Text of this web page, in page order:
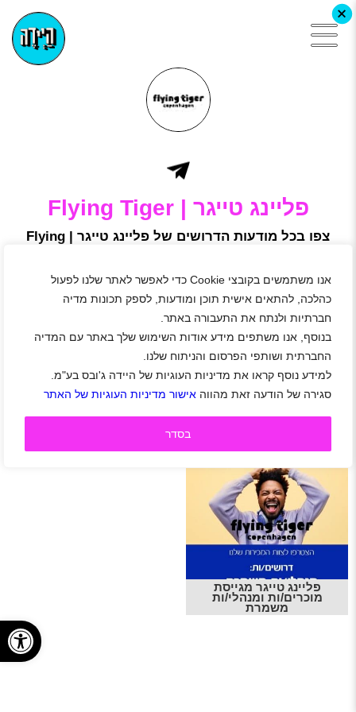
אנו משתמשים בקובצי Cookie כדי לאפשר לאתר שלנו לפעול
כהלכה, להתאים אישית תוכן ומודעות, לספק תכונות מדיה
חברתיות ולנתח את התעבורה באתר.
בנוסף, אנו משתפים מידע אודות השימוש שלך באתר עם המדיה
החברתית ושותפי הפרסום והניתוח שלנו.
למידע נוסף קראו את מדיניות העוגיות של היידה ג'ובס בע"מ.
סגירה של הודעה זאת מהווה אישור מדיניות העוגיות של האתר
בסדר
+
פליינג טייגר | Flying Tiger
צפו בכל מודעות הדרושים של פליינג טייגר | Flying
המתחדשים באופן תדיר, ובדגש על עיצוב ייחודי וטרנדי של
המוצרים, החנויות בנויות בצורת מבוך כך שתוכלו לעבור בכל חלק
בחנות מבלי לפספס אף פריט.
אביזרים לפנאי ולמסיבה, מוצרי אלקטרוניקה, ג'אדג'טים, אביזרי
אופנה וערכות יצירה, במחירים אטרקטיביים של value for money
מעוניינים לעבוד בפליינג טייגר? צפו במשרות, הירשמו לאתר
היידה ושלחו מועמדות בלחיצת כפתור. קל למצוא עבודה!!!
פליינג טייגר מגייסת
מוכרים/ות ומנהלי/ות
משמרת